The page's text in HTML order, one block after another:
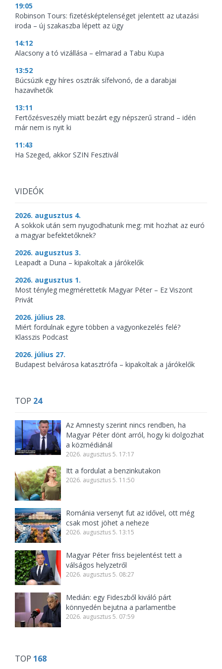
19:05
Robinson Tours: fizetésképtelenséget jelentett az utazási
iroda – új szakaszba lépett az ügy
14:12
Alacsony a tó vizállása – elmarad a Tabu Kupa
13:52
Búcsúzik egy híres osztrák sífelvonó, de a darabjai
hazavihetők
13:11
Fertőzésveszély miatt bezárt egy népszerű strand – idén
már nem is nyit ki
11:43
Ha Szeged, akkor SZIN Fesztivál
VIDEÓK
2026. augusztus 4.
A sokkok után sem nyugodhatunk meg: mit hozhat az euró
a magyar befektetőknek?
2026. augusztus 3.
Leapadt a Duna – kipakoltak a járókelők
2026. augusztus 1.
Most tényleg megmérettetik Magyar Péter – Ez Viszont
Privát
2026. július 28.
Miért fordulnak egyre többen a vagyonkezelés felé?
Klasszis Podcast
2026. július 27.
Budapest belvárosa katasztrófa – kipakoltak a járókelők
TOP 24
Az Amnesty szerint nincs rendben, ha
Magyar Péter dönt arról, hogy ki dolgozhat
a közmédiánál
2026. augusztus 5. 17:17
Itt a fordulat a benzinkutakon
2026. augusztus 5. 11:50
Románia versenyt fut az idővel, ott még
csak most jöhet a neheze
2026. augusztus 5. 13:15
Magyar Péter friss bejelentést tett a
válságos helyzetről
2026. augusztus 5. 08:27
Medián: egy Fideszből kiváló párt
könnyedén bejutna a parlamentbe
2026. augusztus 5. 07:59
TOP 168